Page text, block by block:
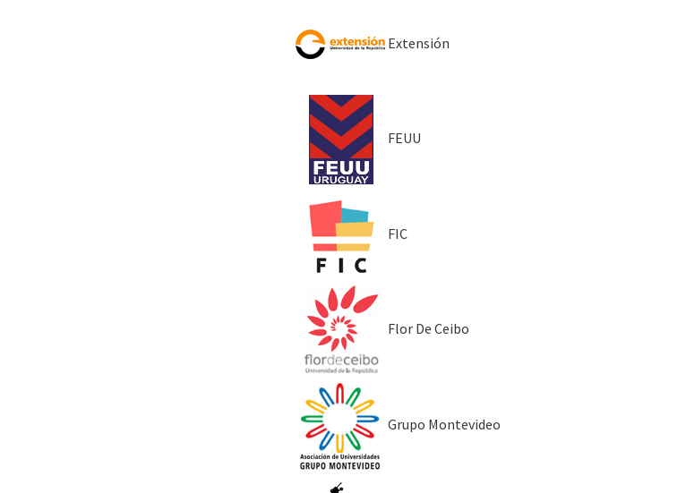
Extensión
FEUU
FIC
Flor De Ceibo
Grupo Montevideo